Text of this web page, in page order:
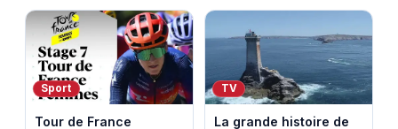
Sport
Tour de France
TV
La grande histoire de